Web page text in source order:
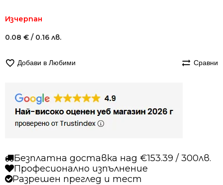
Изчерпан
0.08 € / 0.16 лв.
Добави в Любими Сравни
Безплатна доставка над €153.39 / 300лв.
Професионално изпълнение
Разрешен преглед и тест